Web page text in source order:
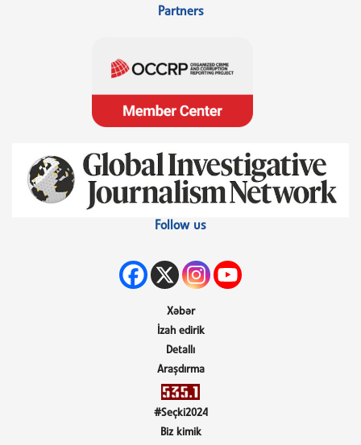
Partners
Follow us
Xəbər
İzah edirik
Detallı
Araşdırma
#Seçki2024
Biz kimik